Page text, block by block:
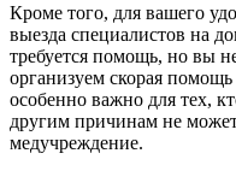
Кроме того, для вашего
выезда специалистов на
требуется помощь, но вы
организуем скорая
особенно важно для тех,
другим причинам не может
медучреждение.